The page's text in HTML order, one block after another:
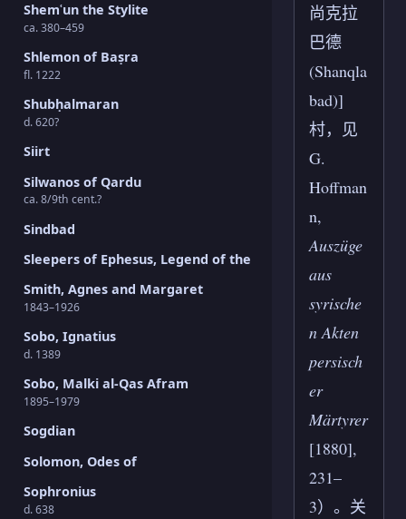
Shemʿun the Stylite
ca. 380–459
Shlemon of Baṣra
fl. 1222
Shubḥalmaran
d. 620?
Siirt
Silwanos of Qardu
ca. 8/9th cent.?
Sindbad
Sleepers of Ephesus, Legend of the
Smith, Agnes and Margaret
1843–1926
Sobo, Ignatius
d. 1389
Sobo, Malki al-Qas Afram
1895–1979
Sogdian
Solomon, Odes of
Sophronius
d. 638
尚克拉
巴德
(Shanqla
bad)]
村，见
G.
Hoffman
n,
Auszüge
aus
syrische
n Akten
persisch
er
Märtyrer
[1880],
231–
3）。关